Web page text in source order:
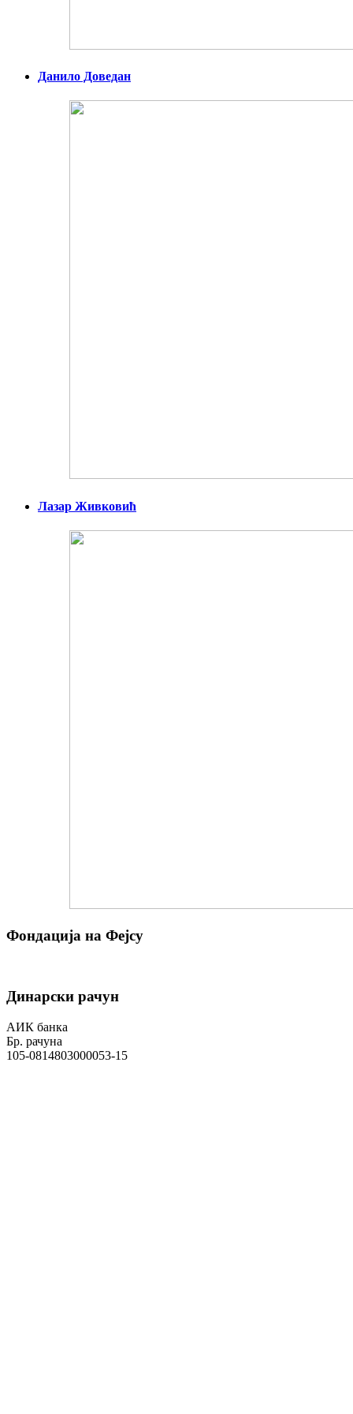
Данило Доведан
Лазар Живковић
Фондација на Фејсу
Динарски рачун
АИК банка
Бр. рачуна
105-0814803000053-15